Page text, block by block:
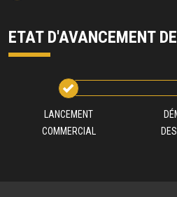
ETAT D'AVANCEMENT
LANCEMENT
COMMERCIAL